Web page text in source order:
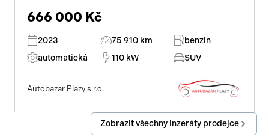
666 000 Kč
2023 75 910 km
benzin
automatická
110 kW SUV
Autobazar Plazy s.r.o.
Zobrazit všechny inzeráty prodejce